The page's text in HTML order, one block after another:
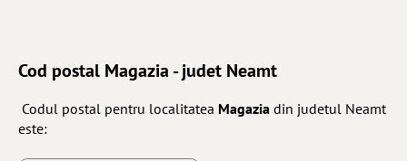
Cod postal Magazia - judet Neamt
Codul postal pentru localitatea Magazia din judetul Neamt
este: